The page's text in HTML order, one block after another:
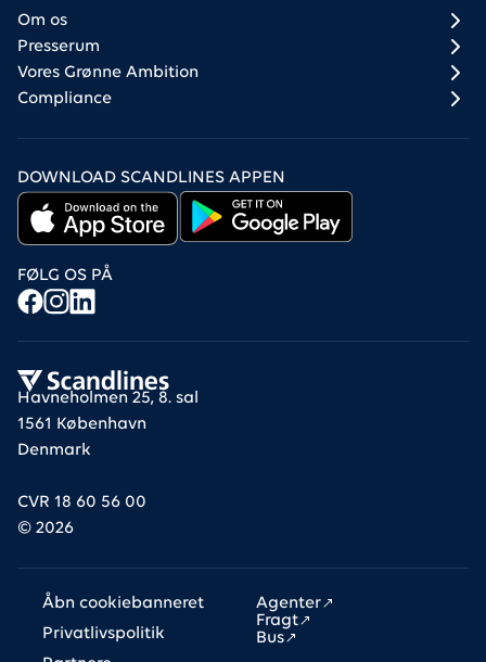
Havneholmen 25, 8. sal
1561 København
Denmark
CVR 18 60 56 00
© 2026
Om os
Presserum
Vores Grønne Ambition
Compliance
DOWNLOAD SCANDLINES APPEN
FØLG OS PÅ
Links
Agenter
Fragt
Bus
Åbn cookiebanneret
Privatlivspolitik